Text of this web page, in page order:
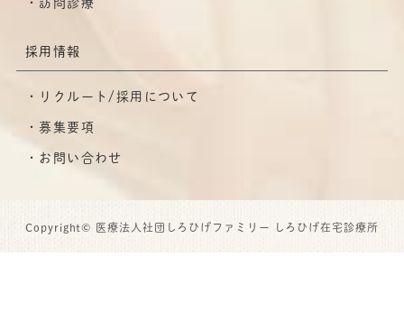
採用情報
リクルート/採用について
募集要項
お問い合わせ
Copyright© 医療法人社団しろひげファミリー しろひげ在宅診療所